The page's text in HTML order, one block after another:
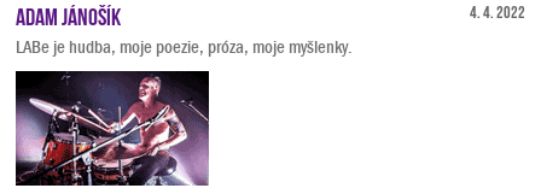
4. 4. 2022
Adam Jánošík
LABe je hudba, moje poezie, próza, moje myšlenky.